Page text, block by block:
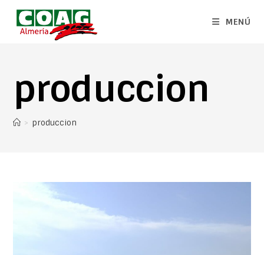
MENÚ
produccion
> produccion